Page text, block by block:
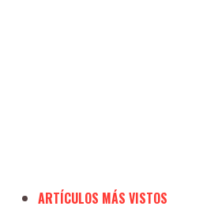
ARTÍCULOS MÁS VISTOS